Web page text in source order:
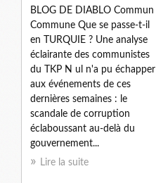
BLOG DE DIABLO Commun
Commune Que se passe-t-il
en TURQUIE ? Une analyse
éclairante des communistes
du TKP N ul n'a pu échapper
aux événements de ces
dernières semaines : le
scandale de corruption
éclaboussant au-delà du
gouvernement...
Lire la suite